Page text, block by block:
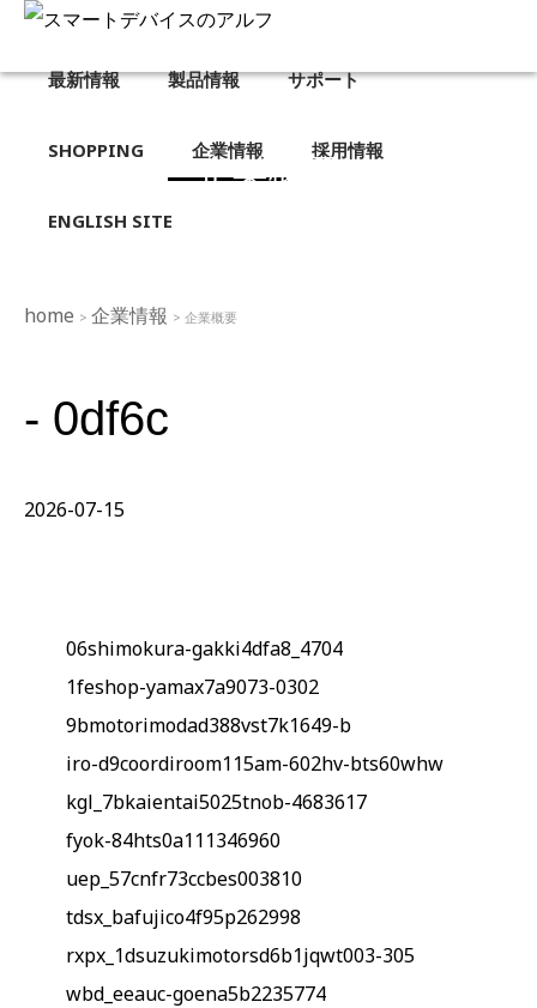
最新情報 製品情報 サポート
SHOPPING 企業情報 採用情報
ENGLISH SITE
企業概要
home > 企業情報 > 企業概要
- 0df6c
2026-07-15
06shimokura-gakki4dfa8_4704
1feshop-yamax7a9073-0302
9bmotorimodad388vst7k1649-b
iro-d9coordiroom115am-602hv-bts60whw
kgl_7bkaientai5025tnob-4683617
fyok-84hts0a111346960
uep_57cnfr73ccbes003810
tdsx_bafujico4f95p262998
rxpx_1dsuzukimotorsd6b1jqwt003-305
wbd_eeauc-goena5b2235774